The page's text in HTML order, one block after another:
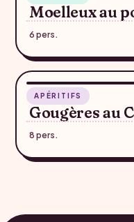
Moelleux au
6 pers.
APÉRITIFS
Gougères au
8 pers.